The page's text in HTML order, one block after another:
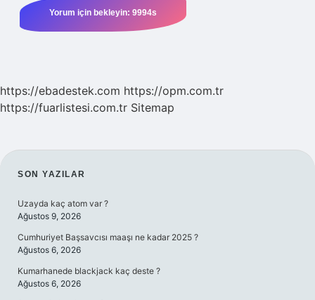
https://ebadestek.com https://opm.com.tr
https://fuarlistesi.com.tr Sitemap
SIDEBAR
SON YAZILAR
Uzayda kaç atom var ?
Ağustos 9, 2026
Cumhuriyet Başsavcısı maaşı ne kadar 2025 ?
Ağustos 6, 2026
Kumarhanede blackjack kaç deste ?
Ağustos 6, 2026